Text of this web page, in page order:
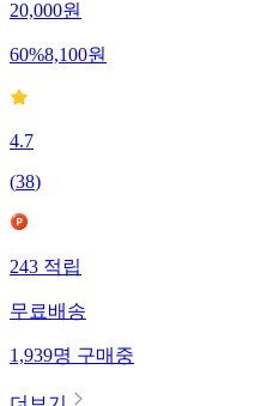
20,000원
60%8,100원
4.7
(38)
243적립
무료배송
1,939명구매중